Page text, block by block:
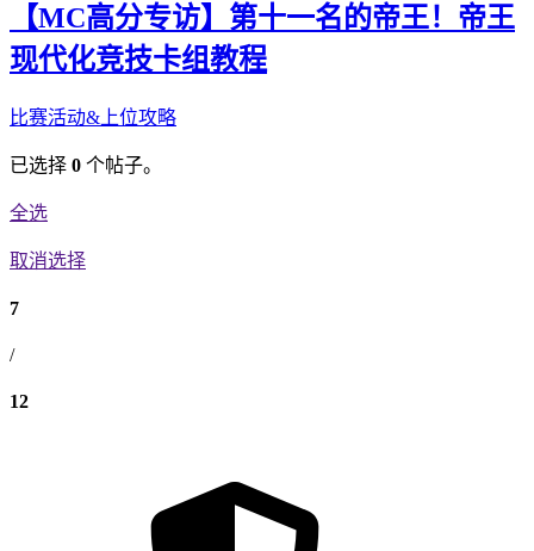
【MC高分专访】第十一名的帝王！帝王
现代化竞技卡组教程
比赛活动&上位攻略
已选择 0 个帖子。
全选
取消选择
7
/
12